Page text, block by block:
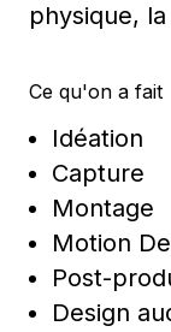
physique,
Ce qu'on a fait
Idéation
Capture
Montage
Motion
Post-
Design